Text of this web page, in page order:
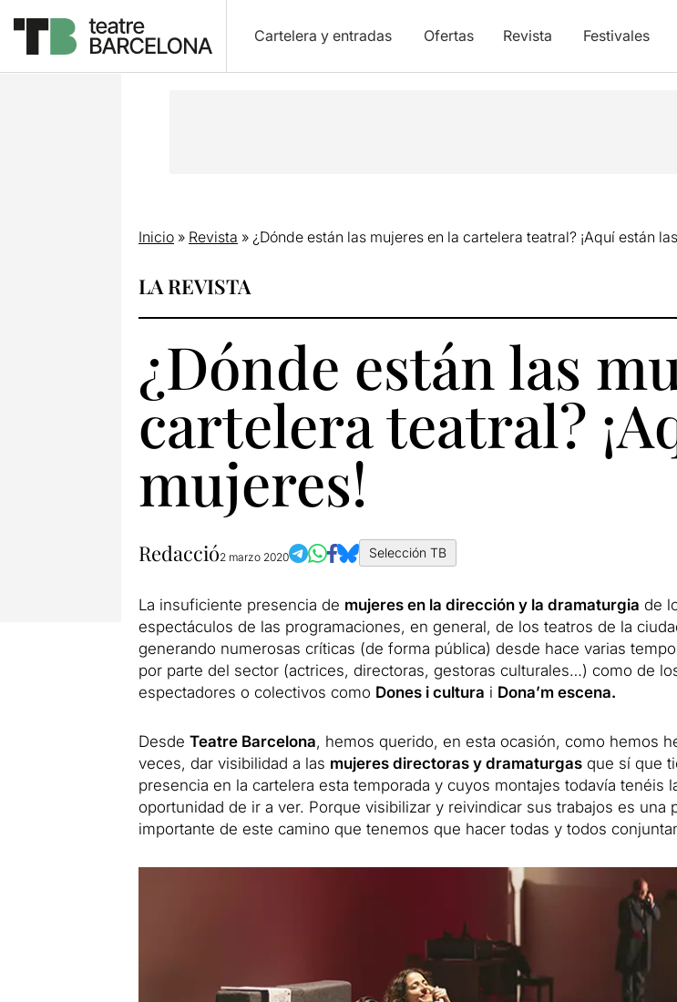
Cartelera y entradas Ofertas Revista Festivales
Inicio» Revista » ¿Dónde están las mujeres en la cartelera teatral? ¡Aquí están
LA REVISTA
¿Dónde están las
cartelera teatral?
mujeres!
Redacció2 marzo 2020 Selección TB
La insuficiente presencia de mujeres en la dirección y la dramaturgia de
espectáculos de las programaciones, en general, de los teatros de la
generando numerosas críticas (de forma pública) desde hace varias
por parte del sector (actrices, directoras, gestoras culturales…) como de
espectadores o colectivos como Dones i cultura i Dona’m escena.
Desde Teatre Barcelona, hemos querido, en esta ocasión, como hemos
veces, dar visibilidad a las mujeres directoras y dramaturgasque sí que
presencia en la cartelera esta temporada y cuyos montajes todavía tenéis
oportunidad de ir a ver. Porque visibilizar y reivindicar sus trabajos es una
importante de este camino que tenemos que hacer todas y todos